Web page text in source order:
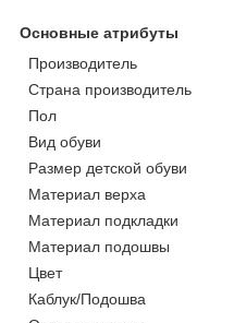
Основные атрибуты
Производитель
Страна производитель
Пол
Вид обуви
Размер детской обуви
Материал верха
Материал подкладки
Материал подошвы
Цвет
Каблук/Подошва